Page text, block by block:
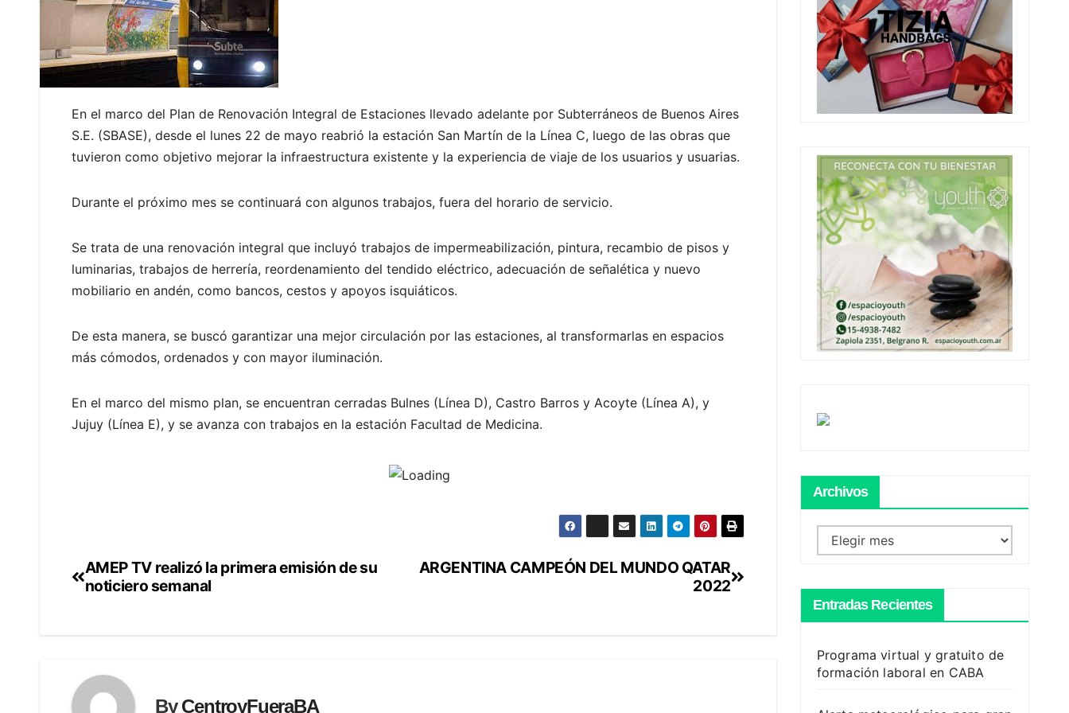
En el marco del Plan de Renovación Integral de Estaciones llevado adelante por Subterráneos de Buenos Aires
S.E. (SBASE), desde el lunes 22 de mayo reabrió la estación San Martín de la Línea C, luego de las obras que
tuvieron como objetivo mejorar la infraestructura existente y la experiencia de viaje de los usuarios y usuarias.
Durante el próximo mes se continuará con algunos trabajos, fuera del horario de servicio.
Se trata de una renovación integral que incluyó trabajos de impermeabilización, pintura, recambio de pisos y
luminarias, trabajos de herrería, reordenamiento del tendido eléctrico, adecuación de señalética y nuevo
mobiliario en andén, como bancos, cestos y apoyos isquiáticos.
De esta manera, se buscó garantizar una mejor circulación por las estaciones, al transformarlas en espacios
más cómodos, ordenados y con mayor iluminación.
En el marco del mismo plan, se encuentran cerradas Bulnes (Línea D), Castro Barros y Acoyte (Línea A), y
Jujuy (Línea E), y se avanza con trabajos en la estación Facultad de Medicina.
Navegación
ARGENTINA CAMPEÓN DEL MUNDO QATAR
2022
AMEP TV realizó la primera emisión de su
noticiero semanal
ByCentroyFueraBA
Archivos
Archivos
Entradas Recientes
Programa virtual y gratuito de
formación laboral en CABA